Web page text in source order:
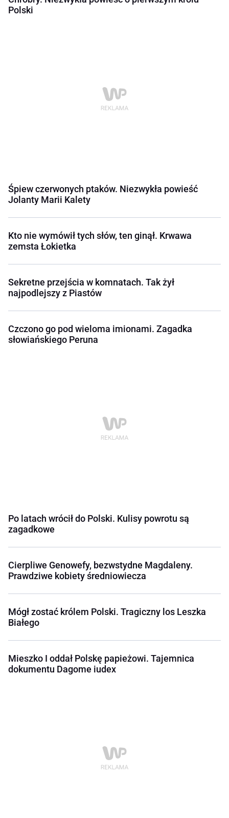
Polski
Śpiew czerwonych ptaków. Niezwykła powieść
Jolanty Marii Kalety
Kto nie wymówił tych słów, ten ginął. Krwawa
zemsta Łokietka
Sekretne przejścia w komnatach. Tak żył
najpodlejszy z Piastów
Czczono go pod wieloma imionami. Zagadka
słowiańskiego Peruna
Po latach wrócił do Polski. Kulisy powrotu są
zagadkowe
Cierpliwe Genowefy, bezwstydne Magdaleny.
Prawdziwe kobiety średniowiecza
Mógł zostać królem Polski. Tragiczny los Leszka
Białego
Mieszko I oddał Polskę papieżowi. Tajemnica
dokumentu Dagome iudex